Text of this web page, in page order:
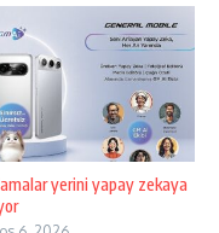
yerini yapay zekaya